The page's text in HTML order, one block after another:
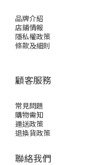
品牌介紹
店鋪情報
隱私權政策
條款及細則
顧客服務
常見問題
購物需知
運送政策
退換貨政策
聯絡我們